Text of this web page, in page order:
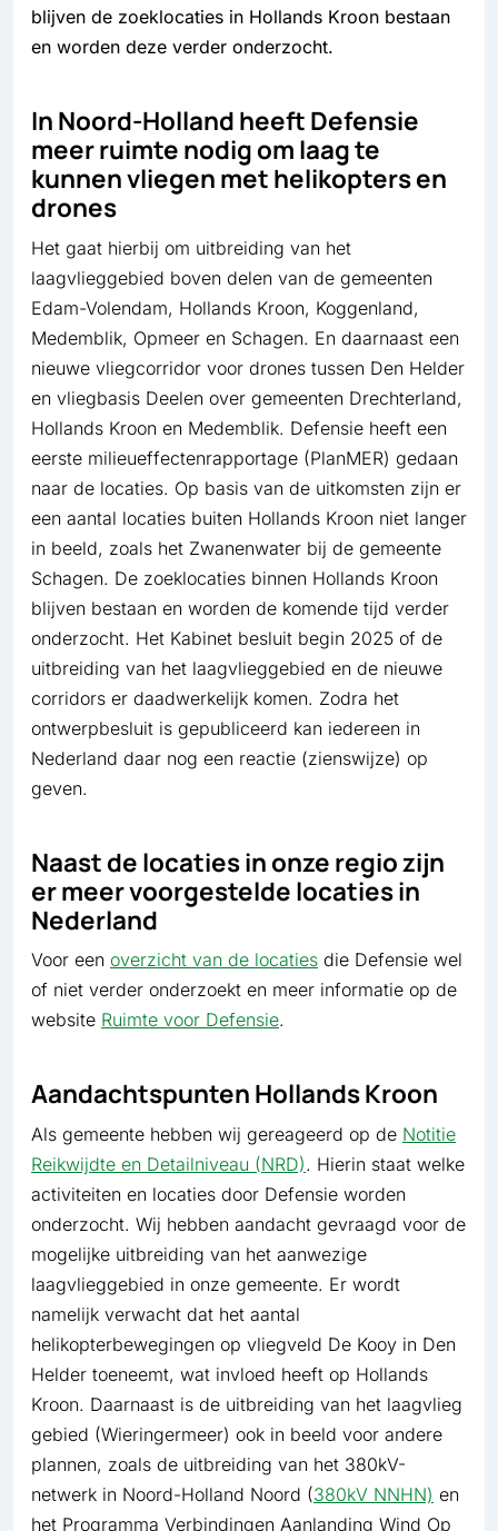
blijven de zoeklocaties in Hollands Kroon bestaan
en worden deze verder onderzocht.
In Noord-Holland heeft Defensie
meer ruimte nodig om laag te
kunnen vliegen met helikopters en
drones
Het gaat hierbij om uitbreiding van het
laagvlieggebied boven delen van de gemeenten
Edam-Volendam, Hollands Kroon, Koggenland,
Medemblik, Opmeer en Schagen. En daarnaast een
nieuwe vliegcorridor voor drones tussen Den Helder
en vliegbasis Deelen over gemeenten Drechterland,
Hollands Kroon en Medemblik. Defensie heeft een
eerste milieueffectenrapportage (PlanMER) gedaan
naar de locaties. Op basis van de uitkomsten zijn er
een aantal locaties buiten Hollands Kroon niet langer
in beeld, zoals het Zwanenwater bij de gemeente
Schagen. De zoeklocaties binnen Hollands Kroon
blijven bestaan en worden de komende tijd verder
onderzocht. Het Kabinet besluit begin 2025 of de
uitbreiding van het laagvlieggebied en de nieuwe
corridors er daadwerkelijk komen. Zodra het
ontwerpbesluit is gepubliceerd kan iedereen in
Nederland daar nog een reactie (zienswijze) op
geven.
Naast de locaties in onze regio zijn
er meer voorgestelde locaties in
Nederland
Voor een overzicht van de locaties die Defensie wel
of niet verder onderzoekt en meer informatie op de
website Ruimte voor Defensie.
Aandachtspunten Hollands Kroon
Als gemeente hebben wij gereageerd op de Notitie
Reikwijdte en Detailniveau (NRD). Hierin staat welke
activiteiten en locaties door Defensie worden
onderzocht. Wij hebben aandacht gevraagd voor de
mogelijke uitbreiding van het aanwezige
laagvlieggebied in onze gemeente. Er wordt
namelijk verwacht dat het aantal
helikopterbewegingen op vliegveld De Kooy in Den
Helder toeneemt, wat invloed heeft op Hollands
Kroon. Daarnaast is de uitbreiding van het laagvlieg
gebied (Wieringermeer) ook in beeld voor andere
plannen, zoals de uitbreiding van het 380kV-
netwerk in Noord-Holland Noord (380kV NNHN) en
het Programma Verbindingen Aanlanding Wind Op